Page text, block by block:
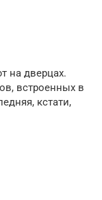
на дверцах.
встроенных в
кстати,